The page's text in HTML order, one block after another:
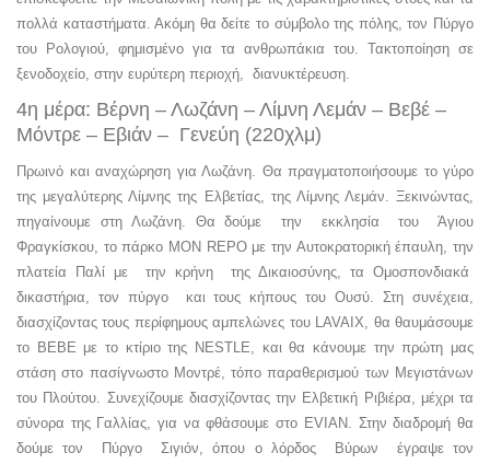
πολλά καταστήματα. Ακόμη θα δείτε το σύμβολο της πόλης, τον Πύργο
του Ρολογιού, φημισμένο για τα ανθρωπάκια του. Τακτοποίηση σε
ξενοδοχείο, στην ευρύτερη περιοχή, διανυκτέρευση.
4η μέρα: Βέρνη – Λωζάνη – Λίμνη Λεμάν – Bεβέ –
Mόντρε – Eβιάν – Γενεύη (220χλμ)
Πρωινό και αναχώρηση για Λωζάνη. Θα πραγματοποιήσουμε το γύρο
της μεγαλύτερης Λίμνης της Ελβετίας, της Λίμνης Λεμάν. Ξεκινώντας,
πηγαίνουμε στη Λωζάνη. Θα δούμε την εκκλησία του Άγιου
Φραγκίσκου, το πάρκο MON REPO με την Αυτοκρατορική έπαυλη, την
πλατεία Παλί με την κρήνη της Δικαιοσύνης, τα Ομοσπονδιακά
δικαστήρια, τον πύργο και τους κήπους του Ουσύ. Στη συνέχεια,
διασχίζοντας τους περίφημους αμπελώνες του LAVAIX, θα θαυμάσουμε
το ΒΕΒΕ με το κτίριο της ΝΕSTLE, και θα κάνουμε την πρώτη μας
στάση στο πασίγνωστο Μοντρέ, τόπο παραθερισμού των Μεγιστάνων
του Πλούτου. Συνεχίζουμε διασχίζοντας την Ελβετική Ριβιέρα, μέχρι τα
σύνορα της Γαλλίας, για να φθάσουμε στο EVIAN. Στην διαδρομή θα
δούμε τον Πύργο Σιγιόν, όπου ο λόρδος Βύρων έγραψε τον